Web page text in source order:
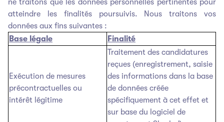
ne traitons que les données personnelles pertinentes pour
atteindre les finalités poursuivis. Nous traitons vos
données aux fins suivantes :
Base légale
Finalité
Exécution de mesures
précontractuelles ou
intérêt légitime
Traitement des candidatures
reçues (enregistrement, saisie
des informations dans la base
de données créée
spécifiquement à cet effet et
sur base du logiciel de